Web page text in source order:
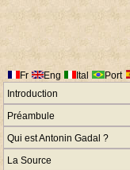
Fr Eng Ital Port
Introduction
Préambule
Qui est Antonin Gadal ?
La Source